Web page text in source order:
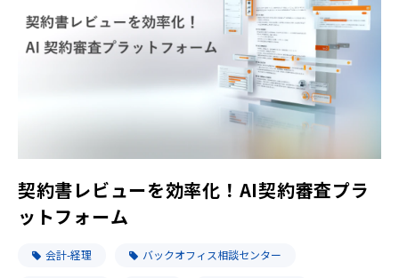
契約書レビューを効率化！AI契約審査プラ
ットフォーム
会計-経理 バックオフィス相談センター